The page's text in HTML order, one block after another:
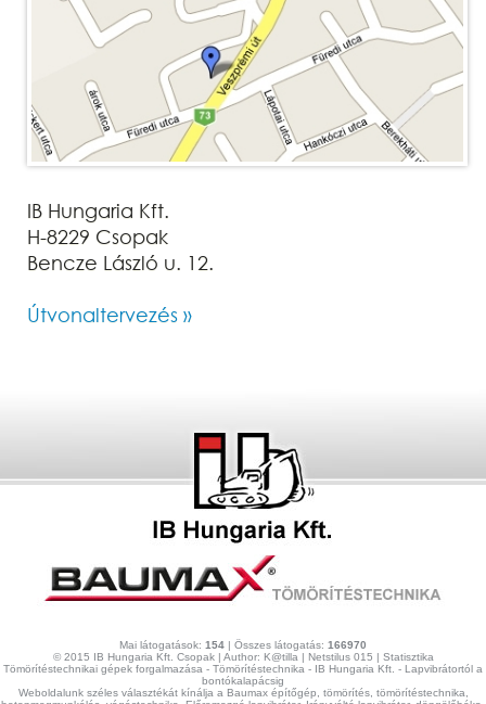
IB Hungaria Kft.
H-8229 Csopak
Bencze László u. 12.
Útvonaltervezés »
Mai látogatások: 154 | Összes látogatás: 166970
© 2015 IB Hungaria Kft. Csopak | Author: K@tilla| Netstilus 015
Statisztika
Tömörítéstechnikai gépek forgalmazása - Tömörítéstechnika - IB Hungaria Kft. - Lapvibrátortól a
bontókalapácsig
Weboldalunk széles választékát kínálja a Baumax építőgép, tömörítés, tömörítéstechnika,